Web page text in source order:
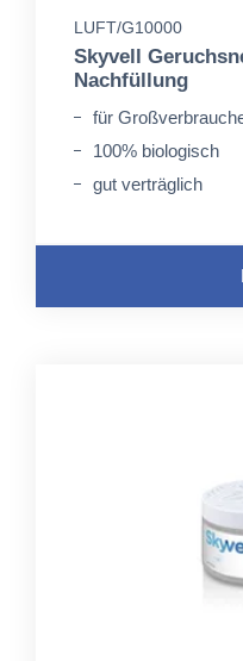
LUFT/G10000
Skyvell
Nachfüllung
für
100% biologisch
gut verträglich